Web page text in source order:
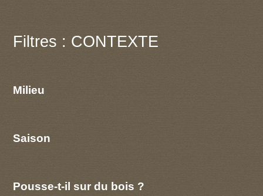
Filtres : CONTEXTE
Milieu
Saison
Pousse-t-il sur du bois ?